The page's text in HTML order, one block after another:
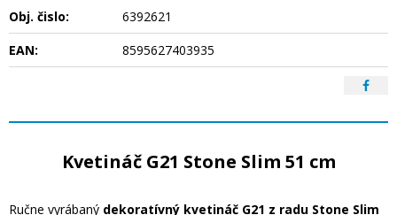
Obj. čislo:
6392621
EAN:
8595627403935
Kvetináč G21 Stone Slim 51 cm
Ručne vyrábaný dekoratívný kvetináč G21 z radu Stone Slim